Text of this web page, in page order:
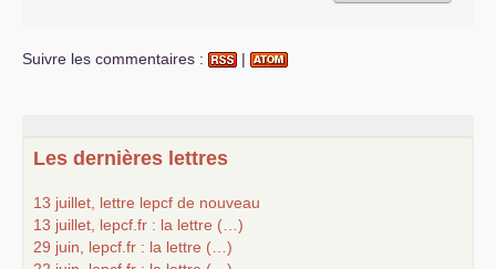
Suivre les commentaires : |
Les dernières lettres
13 juillet, lettre lepcf de nouveau
13 juillet, lepcf.fr : la lettre (…)
29 juin, lepcf.fr : la lettre (…)